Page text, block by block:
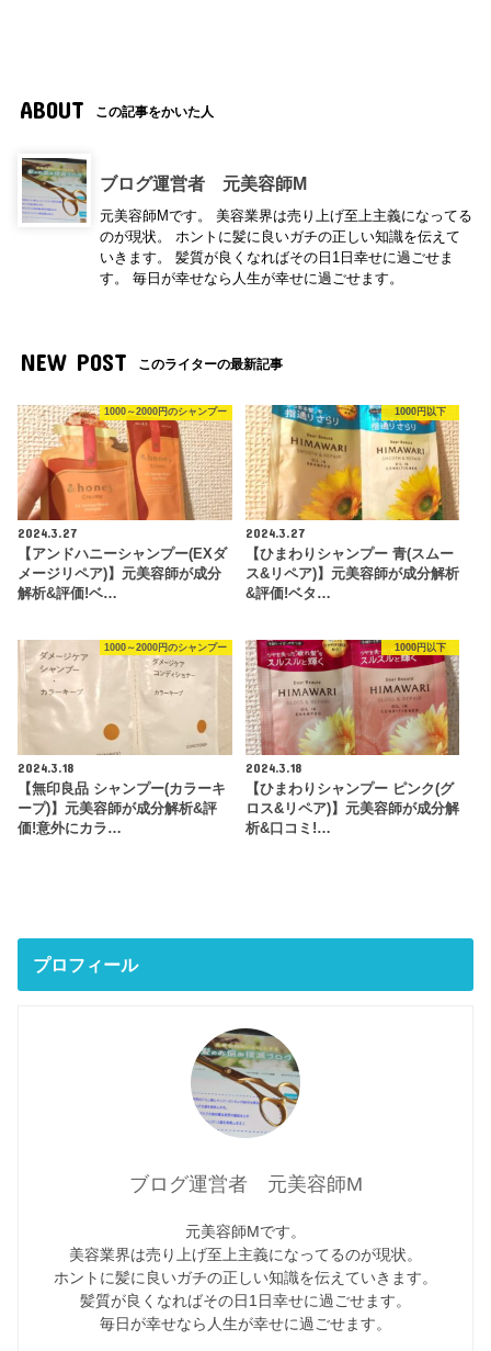
ABOUT この記事をかいた人
ブログ運営者 元美容師M
元美容師Mです。 美容業界は売り上げ至上主義になってる
のが現状。 ホントに髪に良いガチの正しい知識を伝えて
いきます。 髪質が良くなればその日1日幸せに過ごせま
す。 毎日が幸せなら人生が幸せに過ごせます。
NEW POST このライターの最新記事
1000～2000円のシャンプー
2024.3.27
【アンドハニーシャンプー(EXダ
メージリペア)】元美容師が成分
解析&評価!ベ…
1000円以下
2024.3.27
【ひまわりシャンプー 青(スムー
ス&リペア)】元美容師が成分解析
&評価!ベタ…
1000～2000円のシャンプー
2024.3.18
【無印良品 シャンプー(カラーキ
ープ)】元美容師が成分解析&評
価!意外にカラ…
1000円以下
2024.3.18
【ひまわりシャンプー ピンク(グ
ロス&リペア)】元美容師が成分解
析&口コミ!…
プロフィール
ブログ運営者 元美容師M
元美容師Mです。
美容業界は売り上げ至上主義になってるのが現状。
ホントに髪に良いガチの正しい知識を伝えていきます。
髪質が良くなればその日1日幸せに過ごせます。
毎日が幸せなら人生が幸せに過ごせます。